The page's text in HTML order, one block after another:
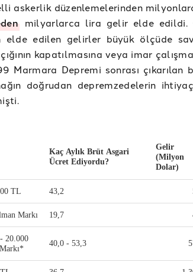
askerlik düzenlemelerinden
milyarlarca lira gelir elde edildi.
edilen gelirler büyük ölçüde
kapatılmasına veya imar
Marmara Depremi sonrası çıkarılan
doğrudan depremzedelerin